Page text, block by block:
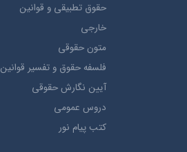
حقوق تطبيقي و قوانین
خارجی
متون حقوقي
فلسفه حقوق و تفسیر قوانین
آیین نگارش حقوقی
دروس عمومی
کتب پیام نور